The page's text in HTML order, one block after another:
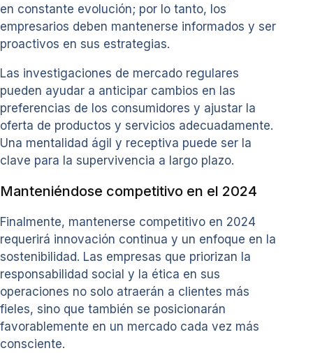
en constante evolución; por lo tanto, los
empresarios deben mantenerse informados y ser
proactivos en sus estrategias.
Las investigaciones de mercado regulares
pueden ayudar a anticipar cambios en las
preferencias de los consumidores y ajustar la
oferta de productos y servicios adecuadamente.
Una mentalidad ágil y receptiva puede ser la
clave para la supervivencia a largo plazo.
Manteniéndose competitivo en el 2024
Finalmente, mantenerse competitivo en 2024
requerirá innovación continua y un enfoque en la
sostenibilidad. Las empresas que priorizan la
responsabilidad social y la ética en sus
operaciones no solo atraerán a clientes más
fieles, sino que también se posicionarán
favorablemente en un mercado cada vez más
consciente.